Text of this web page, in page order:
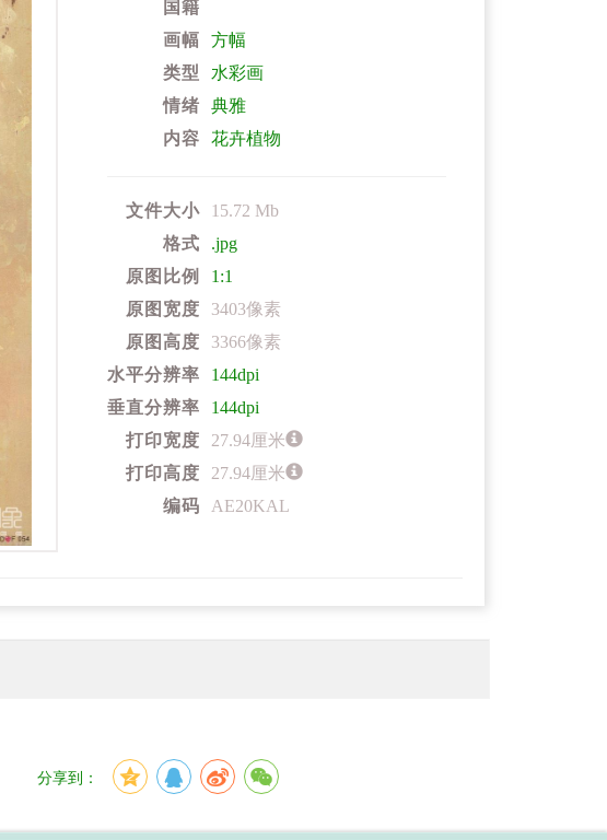
国籍
画幅
方幅
类型
水彩画
情绪
典雅
内容
花卉植物
文件大小
15.72 Mb
格式
.jpg
原图比例
1:1
原图宽度
3403像素
原图高度
3366像素
水平分辨率
144dpi
垂直分辨率
144dpi
打印宽度
27.94厘米
打印高度
27.94厘米
编码
AE20KAL
分享到：